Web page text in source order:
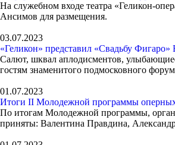
На служебном входе театра «Геликон-
Ансимов для размещения.
03.07.2023
«Геликон» представил «Свадьбу
Салют, шквал аплодисментов,
гостям знаменитого подмосковного
01.07.2023
Итоги II Молодежной программы оперных
По итогам Молодежной программы,
приняты: Валентина Правдина,